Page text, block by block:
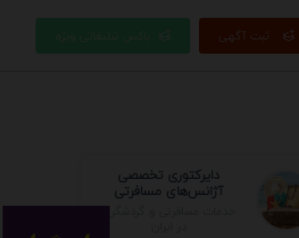
ثبت آگهی
دایرکتوری تخصصی
آژانس‌های مسافرتی
خدمات مسافرتی و گردشگری